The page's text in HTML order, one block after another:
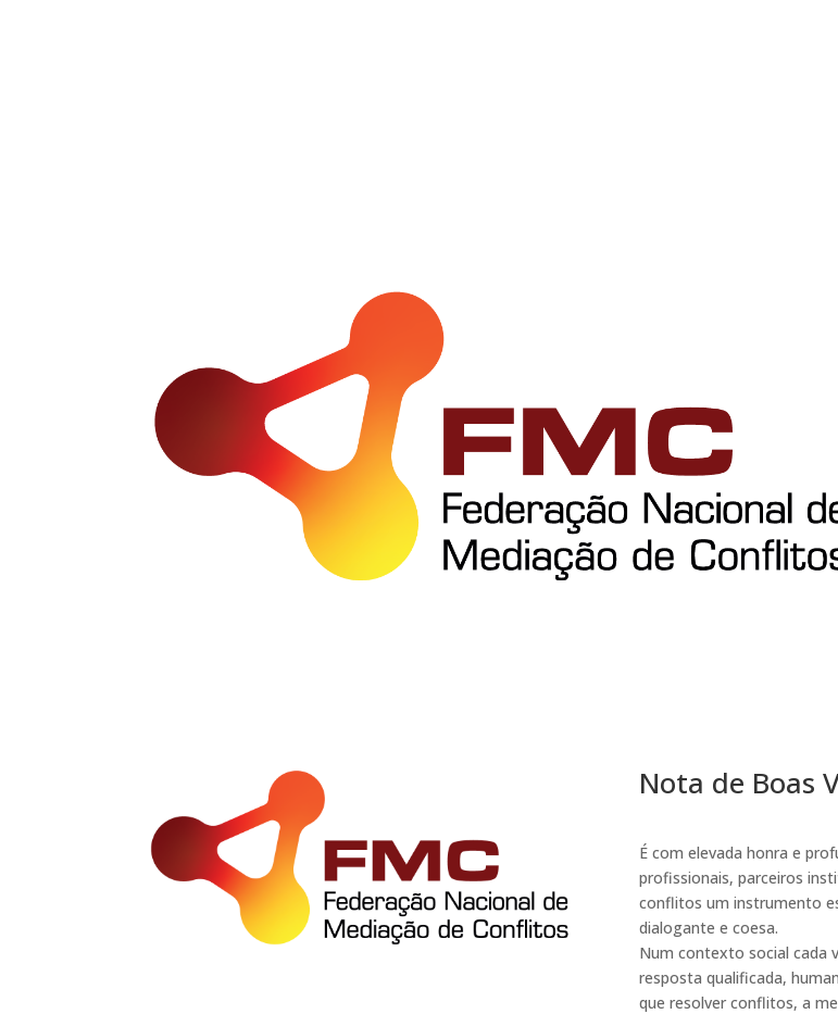
Nota de Boas
É com elevada honra e
profissionais, parceiros
conflitos um instrumento
dialogante e coesa.
Num contexto social cada
resposta qualificada,
que resolver conflitos, a